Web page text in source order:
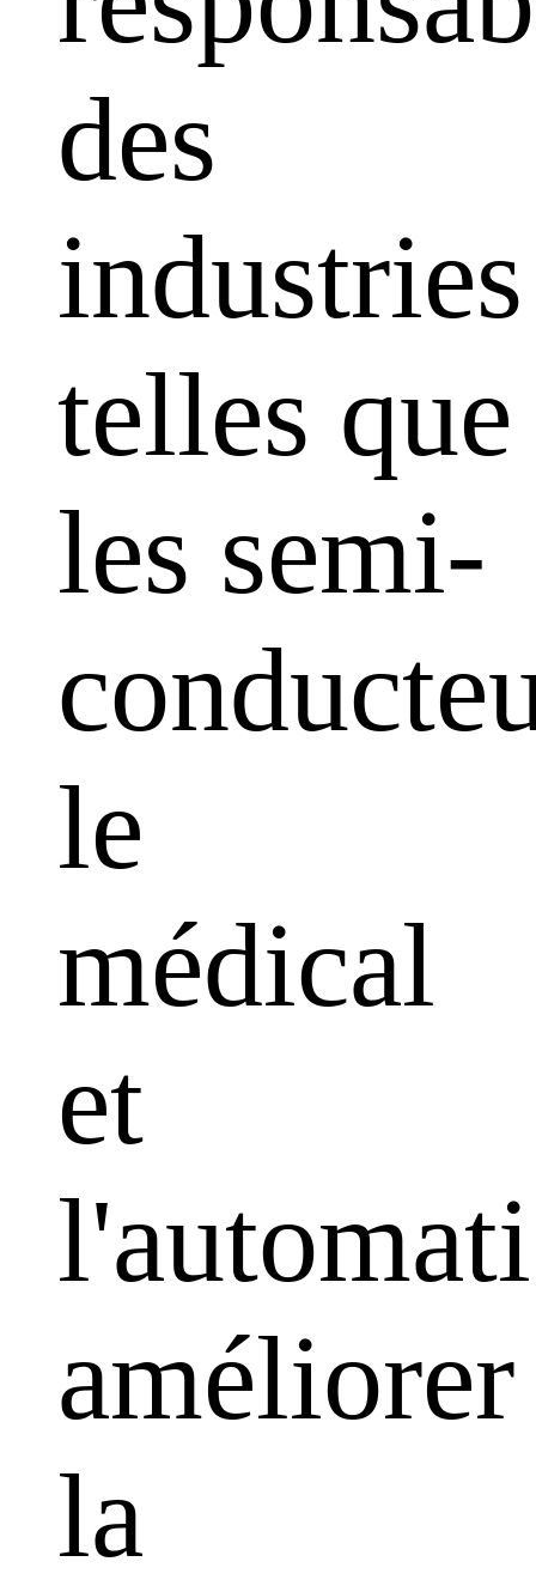
des
industries
telles que
les semi-
le
médical
et
améliorer
la